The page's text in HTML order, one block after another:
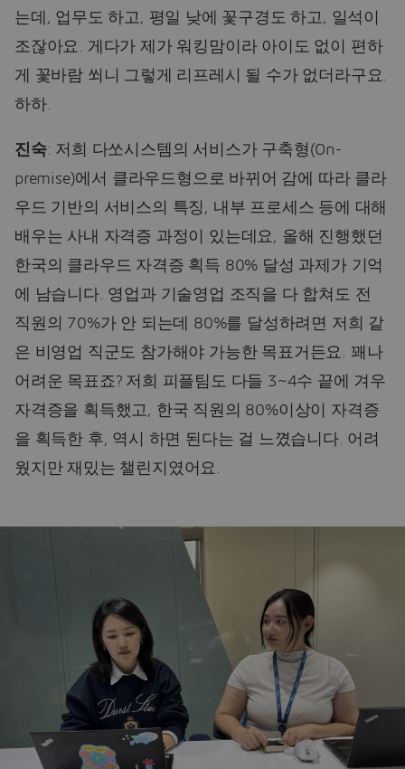
는데, 업무도 하고, 평일 낮에 꽃구경도 하고, 일석이
조잖아요. 게다가 제가 워킹맘이라 아이도 없이 편하
게 꽃바람 쐬니 그렇게 리프레시 될 수가 없더라구요.
하하.
진숙: 저희 다쏘시스템의 서비스가 구축형(On-
premise)에서 클라우드형으로 바뀌어 감에 따라 클라
우드 기반의 서비스의 특징, 내부 프로세스 등에 대해
배우는 사내 자격증 과정이 있는데요, 올해 진행했던
한국의 클라우드 자격증 획득 80% 달성 과제가 기억
에 남습니다. 영업과 기술영업 조직을 다 합쳐도 전
직원의 70%가 안 되는데 80%를 달성하려면 저희 같
은 비영업 직군도 참가해야 가능한 목표거든요. 꽤나
어려운 목표죠? 저희 피플팀도 다들 3~4수 끝에 겨우
자격증을 획득했고, 한국 직원의 80%이상이 자격증
을 획득한 후, 역시 하면 된다는 걸 느꼈습니다. 어려
웠지만 재밌는 챌린지였어요.